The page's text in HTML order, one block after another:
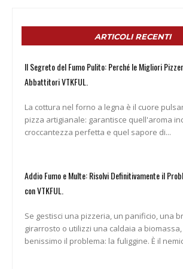
ARTICOLI RECENTI
Il Segreto del Fumo Pulito: Perché le Migliori
Abbattitori VTKFUL.
La cottura nel forno a legna è il cuore
pizza artigianale: garantisce quell'aroma
croccantezza perfetta e quel sapore di...
Addio Fumo e Multe: Risolvi Definitivamente il
con VTKFUL.
Se gestisci una pizzeria, un panificio, una
girarrosto o utilizzi una caldaia a
benissimo il problema: la